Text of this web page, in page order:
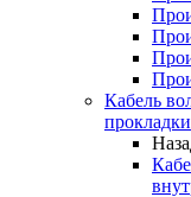
Кабель
прокладки